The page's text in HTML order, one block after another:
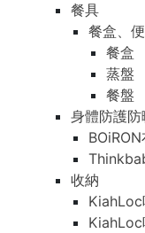
餐具
餐盒、
餐盒
蒸盤
餐盤
身體防護防
收納